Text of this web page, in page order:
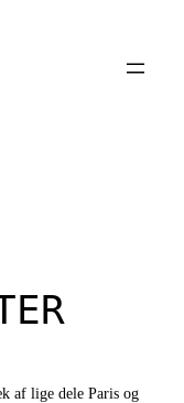
af lige dele Paris og